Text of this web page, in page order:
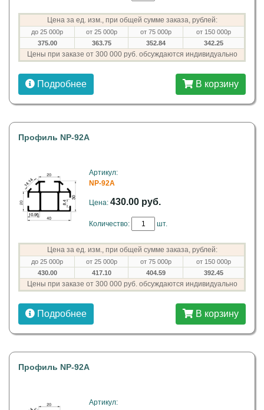
Цена за ед. изм., при общей сумме заказа, рублей:
до 25 000р от 25 000р от 75 000р
от 150 000р
375.00
363.75 352.84 342.25
Цены при заказе от 300 000 руб. обсуждаются индивидуально
Подробнее В корзину
Профиль NP-92А
Артикул:
NP-92A
Цена: 430.00 руб.
Количество: шт.
Цена за ед. изм., при общей сумме заказа, рублей:
до 25 000р от 25 000р от 75 000р
от 150 000р
430.00
417.10 404.59 392.45
Цены при заказе от 300 000 руб. обсуждаются индивидуально
Подробнее В корзину
Профиль NP-92А
Артикул: